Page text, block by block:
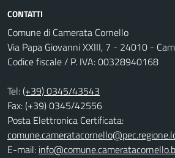
CONTATTI
Comune di Camerata Cornello
Via Papa Giovanni XXIII, 7 - 24010 -
Codice fiscale / P. IVA: 00328940168
Tel:(+39) 0345/43543
Fax: (+39) 0345/42556
Posta Elettronica Certificata:
E-mail: